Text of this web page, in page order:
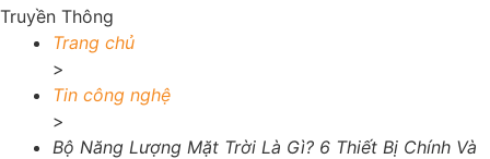
Truyền Thông
Trang chủ
>
Tin công nghệ
>
Bộ Năng Lượng Mặt Trời Là Gì? 6 Thiết Bị Chính Và